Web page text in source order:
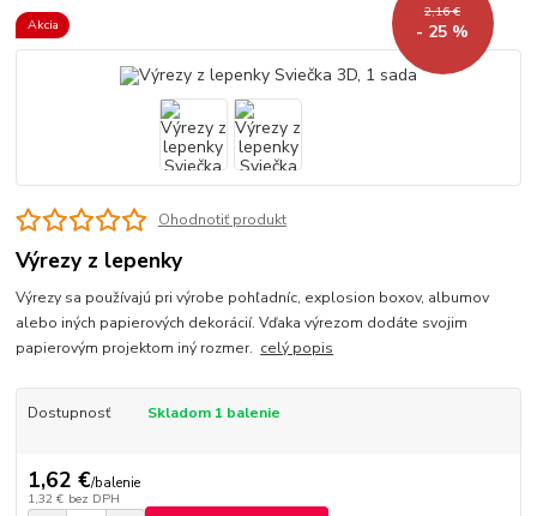
Akcia
2,16 €
- 25 %
Ohodnotiť produkt
Výrezy z lepenky
Výrezy sa používajú pri výrobe pohľadníc, explosion boxov, albumov
alebo iných papierových dekorácií. Vďaka výrezom dodáte svojim
papierovým projektom iný rozmer. celý popis
Dostupnosť Skladom 1 balenie
1,62 €/balenie
1,32 € bez DPH